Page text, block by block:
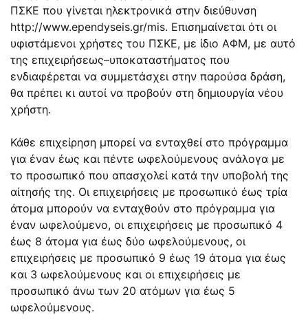
ΠΣΚΕ που γίνεται ηλεκτρονικά στην διεύθυνση
http://www.ependyseis.gr/mis. Επισημαίνεται ότι οι
υφιστάμενοι χρήστες του ΠΣΚΕ, με ίδιο ΑΦΜ, με αυτό
της επιχειρήσεως–υποκαταστήματος που
ενδιαφέρεται να συμμετάσχει στην παρούσα δράση,
θα πρέπει κι αυτοί να προβούν στη δημιουργία νέου
χρήστη.
Κάθε επιχείρηση μπορεί να ενταχθεί στο πρόγραμμα
για έναν έως και πέντε ωφελούμενους ανάλογα με
το προσωπικό που απασχολεί κατά την υποβολή της
αίτησής της. Οι επιχειρήσεις με προσωπικό έως τρία
άτομα μπορούν να ενταχθούν στο πρόγραμμα για
έναν ωφελούμενο, οι επιχειρήσεις με προσωπικό 4
έως 8 άτομα για έως δύο ωφελούμενους, οι
επιχειρήσεις με προσωπικό 9 έως 19 άτομα για έως
και 3 ωφελούμενους και οι επιχειρήσεις με
προσωπικό άνω των 20 ατόμων για έως 5
ωφελούμενους.